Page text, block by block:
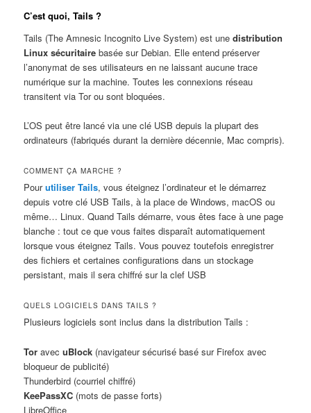
C’est quoi, Tails ?
Tails (The Amnesic Incognito Live System) est unedistribution
Linux sécuritaire basée sur Debian. Elle entend préserver
l’anonymat de ses utilisateurs en ne laissant aucune trace
numérique sur la machine. Toutes les connexions réseau
transitent via Tor ou sont bloquées.
L’OS peut être lancé via une clé USB depuis la plupart des
ordinateurs (fabriqués durant la dernière décennie, Mac compris).
COMMENT ÇA MARCHE ?
Pourutiliser Tails, vous éteignez l’ordinateur et le démarrez
depuis votre clé USB Tails, à la place de Windows, macOS ou
même… Linux. Quand Tails démarre, vous êtes face à une page
blanche : tout ce que vous faites disparaît automatiquement
lorsque vous éteignez Tails. Vous pouvez toutefois enregistrer
des fichiers et certaines configurations dans un stockage
persistant, mais il sera chiffré sur la clef USB
QUELS LOGICIELS DANS TAILS ?
Plusieurs logiciels sont inclus dans la distribution Tails :
Tor avecuBlock (navigateur sécurisé basé sur Firefox avec
bloqueur de publicité)
Thunderbird (courriel chiffré)
KeePassXC (mots de passe forts)
LibreOffice